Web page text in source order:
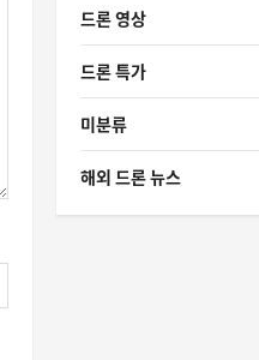
드론 영상
드론 특가
미분류
해외 드론 뉴스